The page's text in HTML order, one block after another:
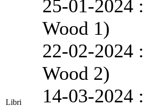
Libri
25-01-2024 :
Wood 1)
22-02-2024 :
Wood 2)
14-03-2024 :